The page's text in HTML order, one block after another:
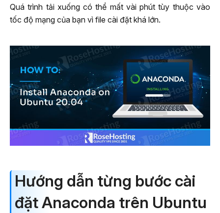
Quá trình tải xuống có thể mất vài phút tùy thuộc vào
tốc độ mạng của bạn vì file cài đặt khá lớn.
Hướng dẫn từng bước cài
đặt Anaconda trên Ubuntu